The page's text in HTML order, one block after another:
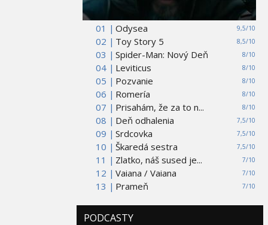
01 | 9,5/10
Odysea
02 |
8,5/10
Toy Story 5
03 |
8/10
Spider-Man: Nový Deň
04 |
8/10
Leviticus
05 |
8/10
Pozvanie
06 |
8/10
Romería
07 |
8/10
Prisahám, že za to n...
08 |
7,5/10
Deň odhalenia
09 |
7,5/10
Srdcovka
10 |
7,5/10
Škaredá sestra
11 |
7/10
Zlatko, náš sused je...
12 |
7/10
Vaiana / Vaiana
13 |
7/10
Prameň
PODCASTY